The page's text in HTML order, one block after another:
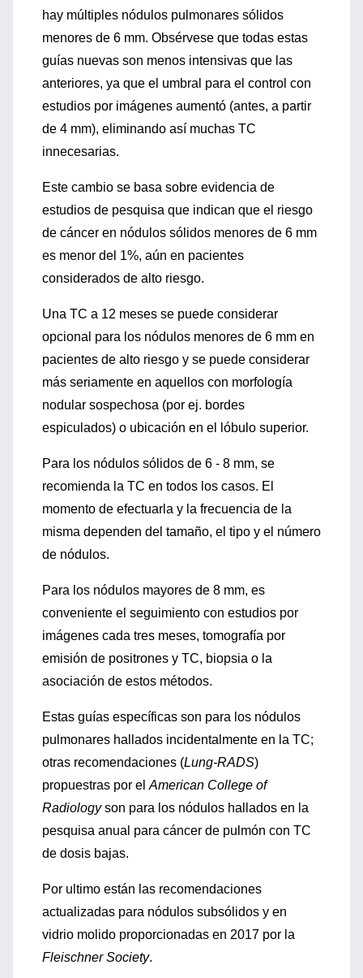
hay múltiples nódulos pulmonares sólidos
menores de 6 mm. Obsérvese que todas estas
guías nuevas son menos intensivas que las
anteriores, ya que el umbral para el control con
estudios por imágenes aumentó (antes, a partir
de 4 mm), eliminando así muchas TC
innecesarias.
Este cambio se basa sobre evidencia de
estudios de pesquisa que indican que el riesgo
de cáncer en nódulos sólidos menores de 6 mm
es menor del 1%, aún en pacientes
considerados de alto riesgo.
Una TC a 12 meses se puede considerar
opcional para los nódulos menores de 6 mm en
pacientes de alto riesgo y se puede considerar
más seriamente en aquellos con morfología
nodular sospechosa (por ej. bordes
espiculados) o ubicación en el lóbulo superior.
Para los nódulos sólidos de 6 - 8 mm, se
recomienda la TC en todos los casos. El
momento de efectuarla y la frecuencia de la
misma dependen del tamaño, el tipo y el número
de nódulos.
Para los nódulos mayores de 8 mm, es
conveniente el seguimiento con estudios por
imágenes cada tres meses, tomografía por
emisión de positrones y TC, biopsia o la
asociación de estos métodos.
Estas guías específicas son para los nódulos
pulmonares hallados incidentalmente en la TC;
otras recomendaciones (Lung-RADS)
propuestras por el American College of
Radiologyson para los nódulos hallados en la
pesquisa anual para cáncer de pulmón con TC
de dosis bajas.
Por ultimo están las recomendaciones
actualizadas para nódulos subsólidos y en
vidrio molido proporcionadas en 2017 por la
Fleischner Society.